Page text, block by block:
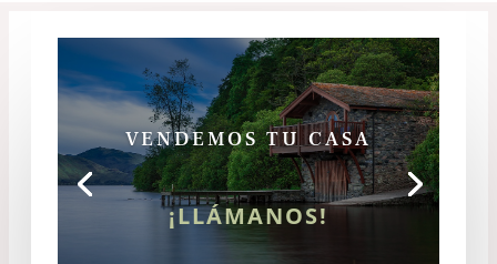
VENDEMOS TU CASA
¡LLÁMANOS!